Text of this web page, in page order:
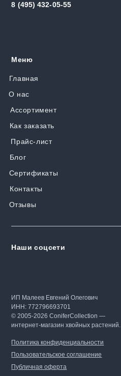
8 (495) 432-05-55
Главная
Меню
О нас
Ассортимент
Как заказать
Прайс-лист
Отзывы
Контакты
Наши соцсети
ИП Малеев Евгений Олегович
ИНН: 772796693701
© 2005-2026 ConiferCollection —
интернет-магазин хвойных растений.
Политика конфиденциальности
Пользовательское соглашение
Блог
Сертификаты
Публичная оферта